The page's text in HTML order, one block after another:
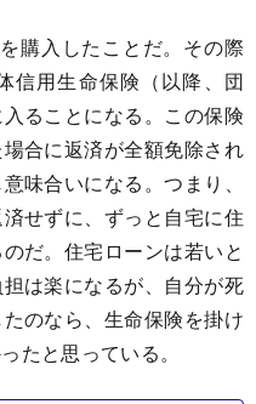
購入したことだ。その際
信用生命保険（以降、団
ることになる。この保険
合に返済が全額免除され
味合いになる。つまり、
せずに、ずっと自宅に住
だ。住宅ローンは若いと
は楽になるが、自分が死
のなら、生命保険を掛け
たと思っている。